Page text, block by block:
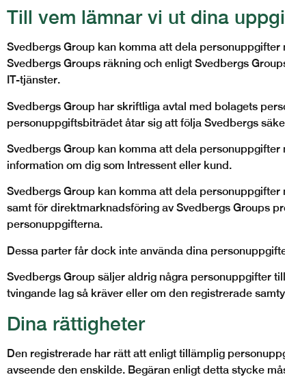
Till vem lämnar vi ut dina
Svedbergs Group kan komma att dela
Svedbergs Groups räkning och enligt Svedbergs
IT-tjänster.
Svedbergs Group har skriftliga avtal med bolagets
personuppgiftsbiträdet åtar sig att följa Svedbergs
Svedbergs Group kan komma att dela personuppgifter
information om dig som Intressent eller kund.
Svedbergs Group kan komma att dela
samt för direktmarknadsföring av Svedbergs Groups
personuppgifterna.
Dessa parter får dock inte använda dina
Svedbergs Group säljer aldrig några personuppgifter
tvingande lag så kräver eller om den registrerade
Dina rättigheter
Den registrerade har rätt att enligt tillämplig
avseende den enskilde. Begäran enligt detta stycke